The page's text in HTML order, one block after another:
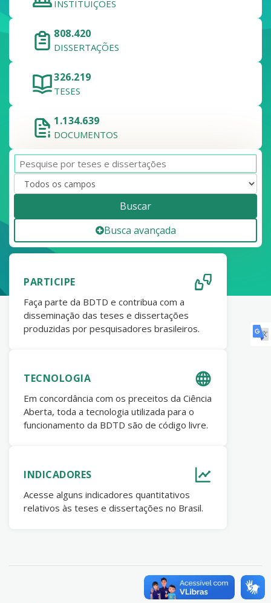
INSTITUIÇÕES
808.420
DISSERTAÇÕES
326.219
TESES
1.134.639
DOCUMENTOS
Buscar
Busca avançada
PARTICIPE
Faça parte da BDTD e contribua com a
disseminação das teses e dissertações
produzidas por pesquisadores brasileiros.
TECNOLOGIA
Em concordância com os preceitos da Ciência
Aberta, toda a tecnologia utilizada para o
funcionamento da BDTD são de código livre.
INDICADORES
Acesse alguns indicadores quantitativos
relativos às teses e dissertações no Brasil.